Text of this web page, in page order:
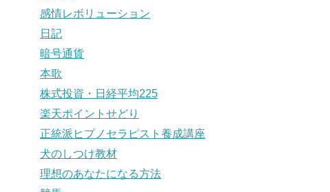
感情レボリューション
日記
暗号通貨
本歌
株式投資・日経平均225
楽天ポイントせどり
正統派ヒプノセラピスト養成講座
犬のしつけ教材
理想のあなたになる方法